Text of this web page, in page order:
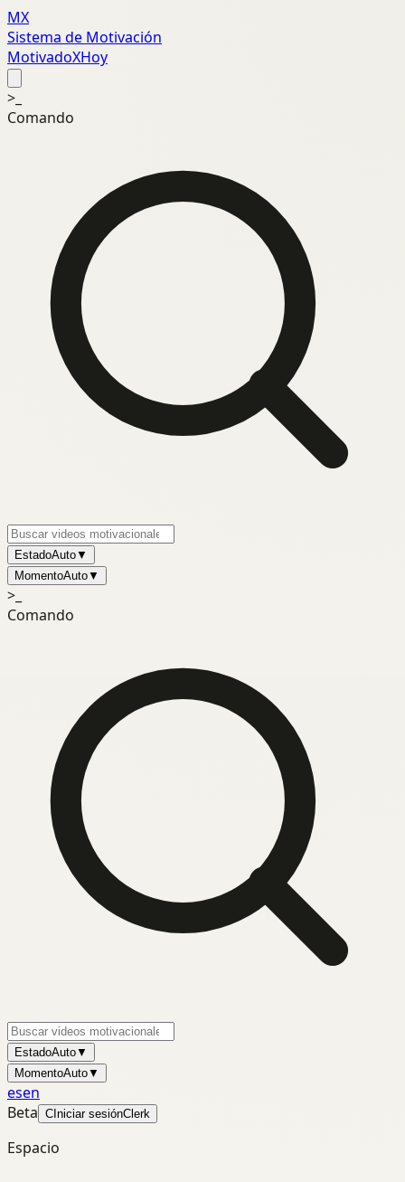
MX
Sistema de Motivación
MotivadoXHoy
>_
Comando
EstadoAuto▼
MomentoAuto▼
>_
Comando
EstadoAuto▼
MomentoAuto▼
esen
Beta C Iniciar sesiónClerk
Espacio